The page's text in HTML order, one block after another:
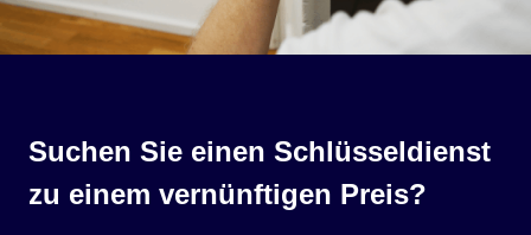
Suchen Sie einen Schlüsseldienst
zu einem vernünftigen Preis?